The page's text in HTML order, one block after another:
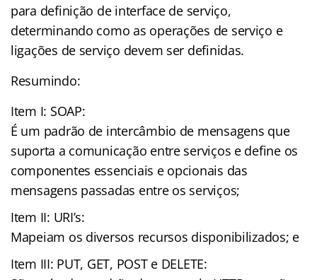
para definição de interface de serviço,
determinando como as operações de serviço e
ligações de serviço devem ser definidas.
Resumindo:
Item I: SOAP:
É um padrão de intercâmbio de mensagens que
suporta a comunicação entre serviços e define os
componentes essenciais e opcionais das
mensagens passadas entre os serviços;
Item II: URI’s:
Mapeiam os diversos recursos disponibilizados; e
Item III: PUT, GET, POST e DELETE: